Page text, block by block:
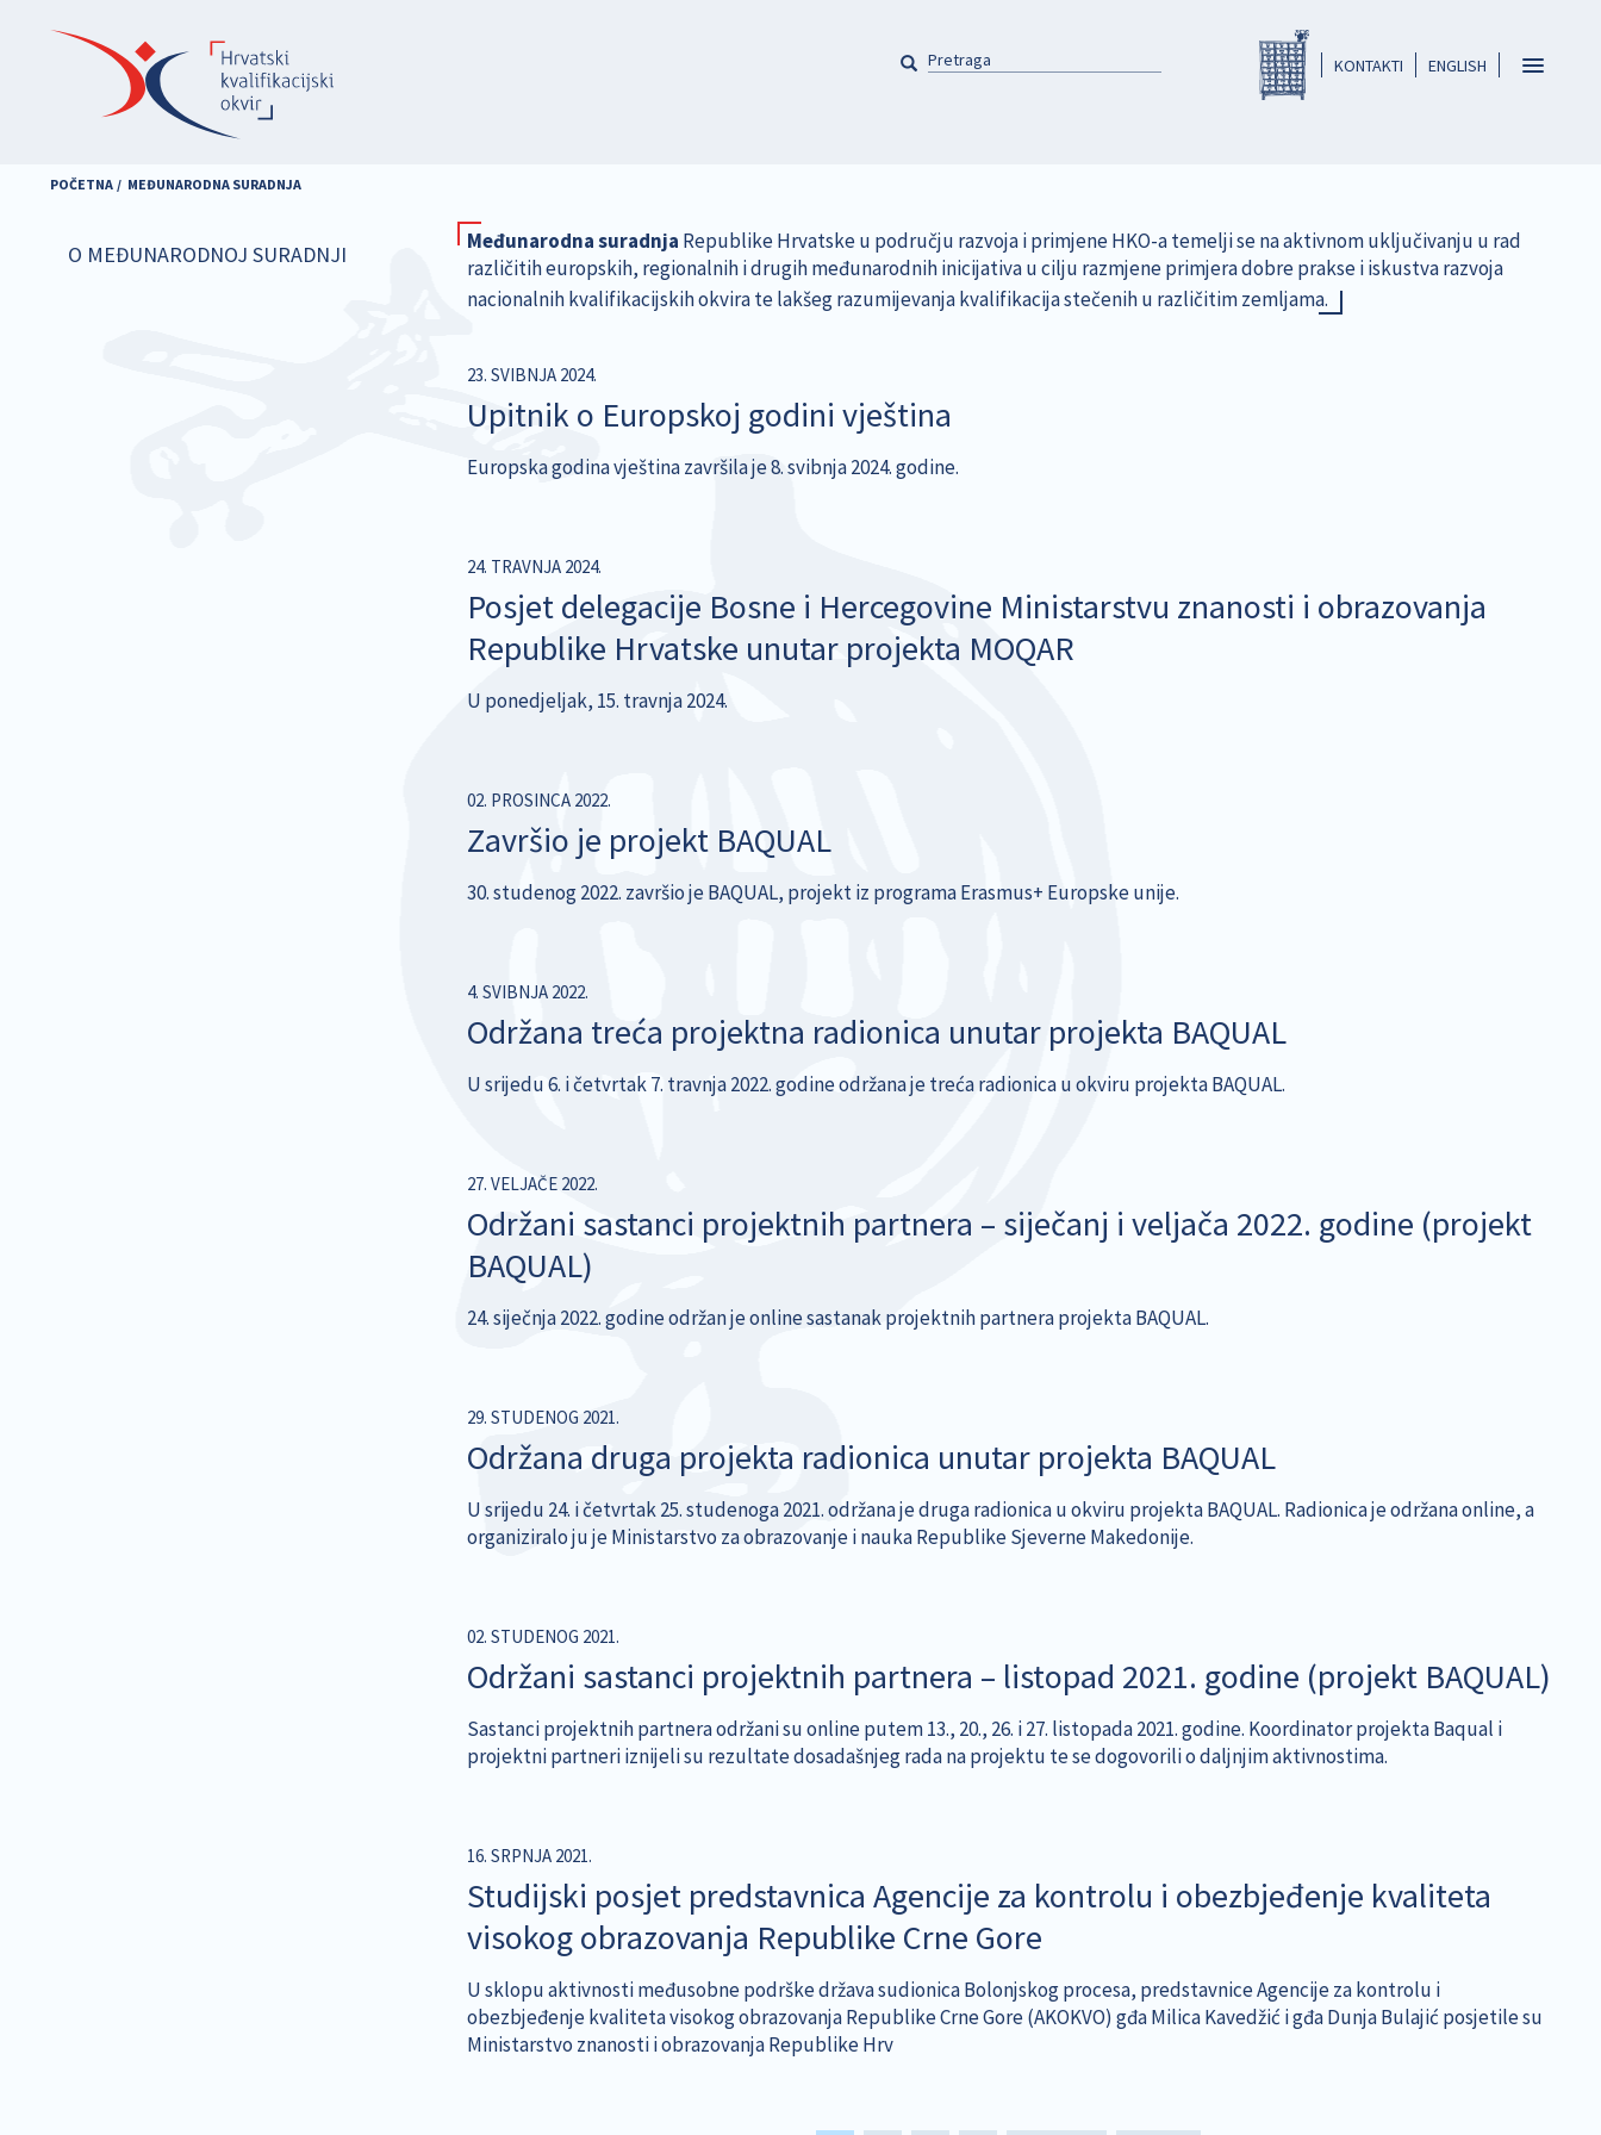
ENGLISH
headerKONTAKTI
PRETRAGA
Toggle
POČETNA MEĐUNARODNA SURADNJA
O MEĐUNARODNOJ SURADNJI Međunarodna suradnja Republike Hrvatske u području razvoja i primjene HKO-a temelji se na aktivnom uključivanju u rad
različitih europskih, regionalnih i drugih međunarodnih inicijativa u cilju razmjene primjera dobre prakse i iskustva razvoja
nacionalnih kvalifikacijskih okvira te lakšeg razumijevanja kvalifikacija stečenih u različitim zemljama.
23. SVIBNJA 2024.
Upitnik o Europskoj godini vještina
Europska godina vještina završila je 8. svibnja 2024. godine.
24. TRAVNJA 2024.
Posjet delegacije Bosne i Hercegovine Ministarstvu znanosti i obrazovanja
Republike Hrvatske unutar projekta MOQAR
U ponedjeljak, 15. travnja 2024.
02. PROSINCA 2022.
Završio je projekt BAQUAL
30. studenog 2022. završio je BAQUAL, projekt iz programa Erasmus+ Europske unije.
4. SVIBNJA 2022.
Održana treća projektna radionica unutar projekta BAQUAL
U srijedu 6. i četvrtak 7. travnja 2022. godine održana je treća radionica u okviru projekta BAQUAL.
27. VELJAČE 2022.
Održani sastanci projektnih partnera – siječanj i veljača 2022. godine (projekt
BAQUAL)
24. siječnja 2022. godine održan je online sastanak projektnih partnera projekta BAQUAL.
29. STUDENOG 2021.
Održana druga projekta radionica unutar projekta BAQUAL
U srijedu 24. i četvrtak 25. studenoga 2021. održana je druga radionica u okviru projekta BAQUAL. Radionica je održana online, a
organiziralo ju je Ministarstvo za obrazovanje i nauka Republike Sjeverne Makedonije.
02. STUDENOG 2021.
Održani sastanci projektnih partnera – listopad 2021. godine (projekt BAQUAL)
Sastanci projektnih partnera održani su online putem 13., 20., 26. i 27. listopada 2021. godine. Koordinator projekta Baqual i
projektni partneri iznijeli su rezultate dosadašnjeg rada na projektu te se dogovorili o daljnjim aktivnostima.
16. SRPNJA 2021.
Studijski posjet predstavnica Agencije za kontrolu i obezbjeđenje kvaliteta
visokog obrazovanja Republike Crne Gore
U sklopu aktivnosti međusobne podrške država sudionica Bolonjskog procesa, predstavnice Agencije za kontrolu i
obezbjeđenje kvaliteta visokog obrazovanja Republike Crne Gore (AKOKVO) gđa Milica Kavedžić i gđa Dunja Bulajić posjetile su
Ministarstvo znanosti i obrazovanja Republike Hrv